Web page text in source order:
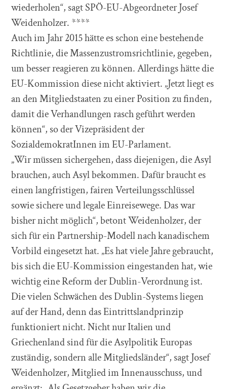
wiederholen“, sagt SPÖ-EU-Abgeordneter Josef
Weidenholzer. ****
Auch im Jahr 2015 hätte es schon eine bestehende
Richtlinie, die Massenzustromsrichtlinie, gegeben,
um besser reagieren zu können. Allerdings hätte die
EU-Kommission diese nicht aktiviert. „Jetzt liegt es
an den Mitgliedstaaten zu einer Position zu finden,
damit die Verhandlungen rasch geführt werden
können“, so der Vizepräsident der
SozialdemokratInnen im EU-Parlament.
„Wir müssen sichergehen, dass diejenigen, die Asyl
brauchen, auch Asyl bekommen. Dafür braucht es
einen langfristigen, fairen Verteilungsschlüssel
sowie sichere und legale Einreisewege. Das war
bisher nicht möglich“, betont Weidenholzer, der
sich für ein Partnership-Modell nach kanadischem
Vorbild eingesetzt hat. „Es hat viele Jahre gebraucht,
bis sich die EU-Kommission eingestanden hat, wie
wichtig eine Reform der Dublin-Verordnung ist.
Die vielen Schwächen des Dublin-Systems liegen
auf der Hand, denn das Eintrittslandprinzip
funktioniert nicht. Nicht nur Italien und
Griechenland sind für die Asylpolitik Europas
zuständig, sondern alle Mitgliedsländer“, sagt Josef
Weidenholzer, Mitglied im Innenausschuss, und